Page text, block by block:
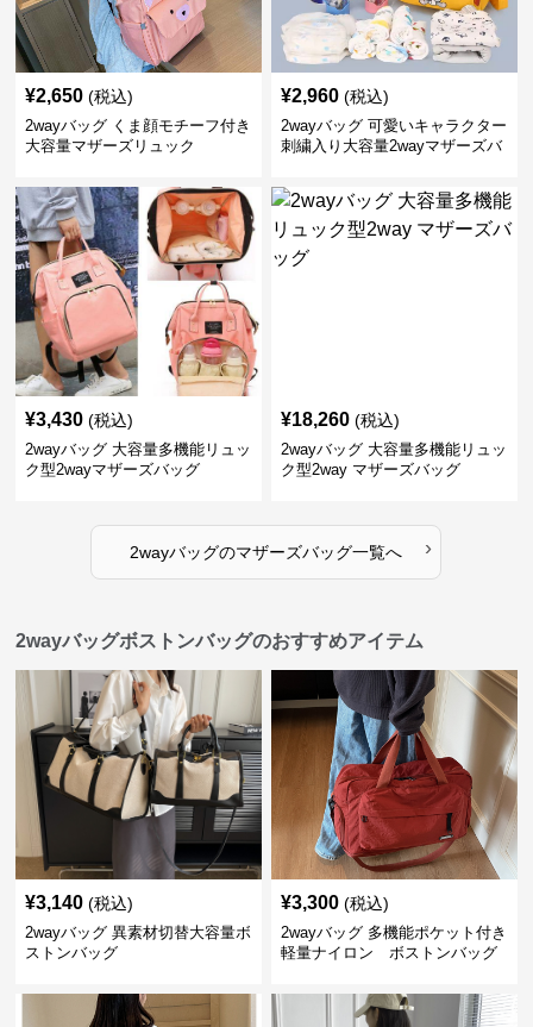
¥2,650 (税込)
2wayバッグ くま顔モチーフ付き
大容量マザーズリュック
¥2,960 (税込)
2wayバッグ 可愛いキャラクター
刺繍入り大容量2wayマザーズバ
¥3,430 (税込)
2wayバッグ 大容量多機能リュッ
ク型2wayマザーズバッグ
¥18,260 (税込)
2wayバッグ 大容量多機能リュッ
ク型2way マザーズバッグ
2wayバッグのマザーズバッグ一覧へ ›
2wayバッグボストンバッグのおすすめアイテム
¥3,140 (税込)
2wayバッグ 異素材切替大容量ボ
ストンバッグ
¥3,300 (税込)
2wayバッグ 多機能ポケット付き
軽量ナイロン ボストンバッグ